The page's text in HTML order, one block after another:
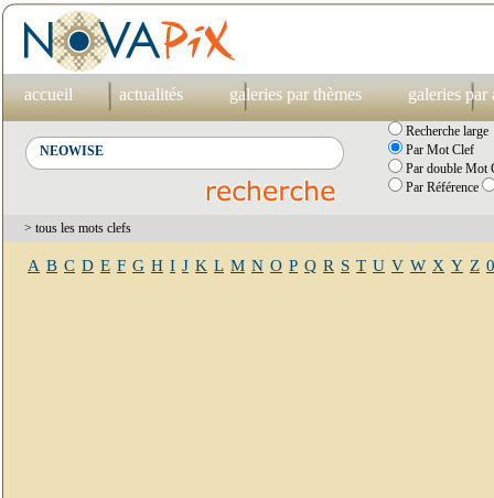
accueil actualités galeries par thèmes galeries par
Recherche large
Par Mot Clef
Par double Mot
Par Référence
> tous les mots clefs
A B C D E F G H I J K L M N O P Q R S T U V W X Y Z 0